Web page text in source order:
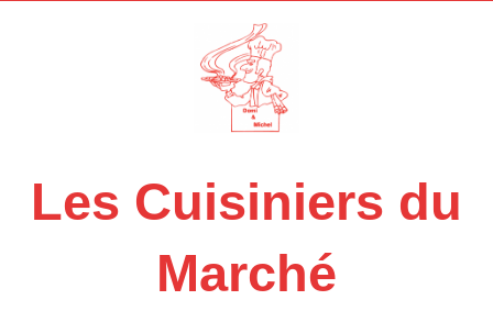
Les Cuisiniers du
Marché